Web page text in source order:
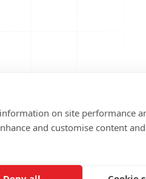
on site performance
and customise content and